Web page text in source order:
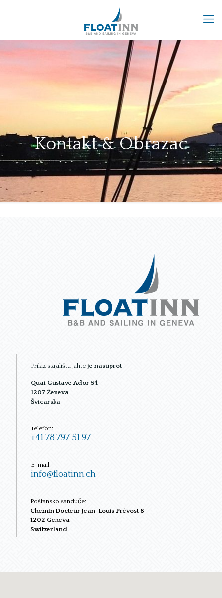
Kontakt & Obrazac
Prilaz stajalištu jahte je nasuprot
Quai Gustave Ador 54
1207 Ženeva
Švicarska
Telefon:
+41 78 797 51 97
E-mail:
info@floatinn.ch
Poštansko sanduče:
Chemin Docteur Jean-Louis Prévost 8
1202 Geneva
Switzerland